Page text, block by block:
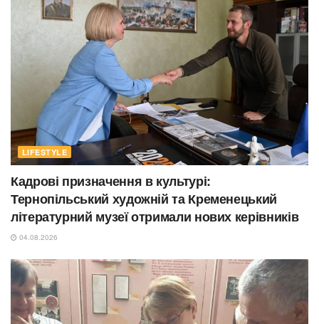
LIFESTYLE
Кадрові призначення в культурі:
Тернопільський художній та Кременецький
літературний музеї отримали нових керівників
04.08.2026